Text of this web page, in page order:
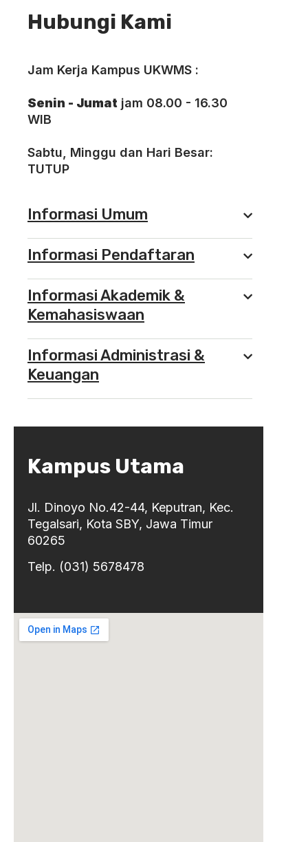
Hubungi Kami
Jam Kerja Kampus UKWMS :
Senin - Jumat jam 08.00 - 16.30
WIB
Sabtu, Minggu dan Hari Besar:
TUTUP
Informasi Umum
Informasi Pendaftaran
Informasi Akademik &
Kemahasiswaan
Informasi Administrasi &
Keuangan
Kampus Utama
Jl. Dinoyo No.42-44, Keputran, Kec.
Tegalsari, Kota SBY, Jawa Timur
60265
Telp. (031) 5678478